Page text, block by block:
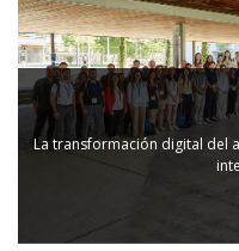
La transformación digital del